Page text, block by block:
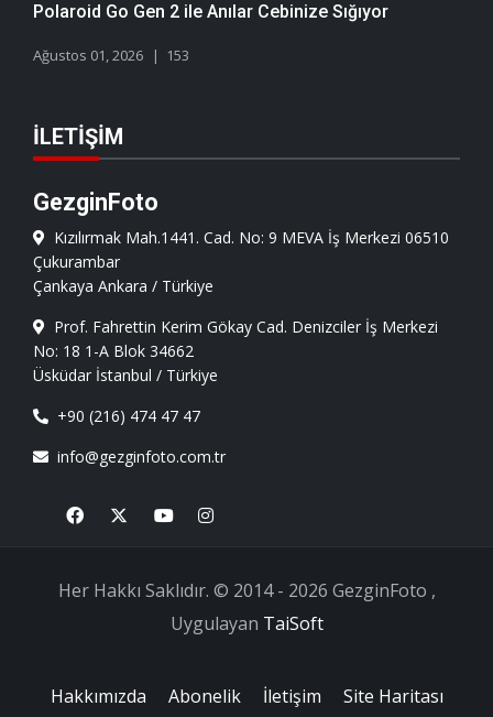
Polaroid Go Gen 2 ile Anılar Cebinize Sığıyor
Ağustos 01, 2026 153
İLETIŞIM
GezginFoto
Kızılırmak Mah.1441. Cad. No: 9 MEVA İş Merkezi 06510
Çukurambar
Çankaya Ankara / Türkiye
Prof. Fahrettin Kerim Gökay Cad. Denizciler İş Merkezi
No: 18 1-A Blok 34662
Üsküdar İstanbul / Türkiye
+90 (216) 474 47 47
info@gezginfoto.com.tr
Her Hakkı Saklıdır. © 2014 - 2026 GezginFoto ,
Uygulayan TaiSoft
Hakkımızda Abonelik İletişim Site Haritası